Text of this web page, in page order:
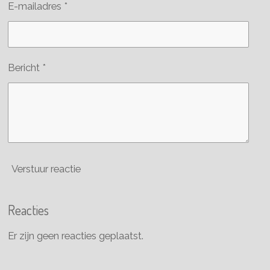
E-mailadres *
Bericht *
Verstuur reactie
Reacties
Er zijn geen reacties geplaatst.